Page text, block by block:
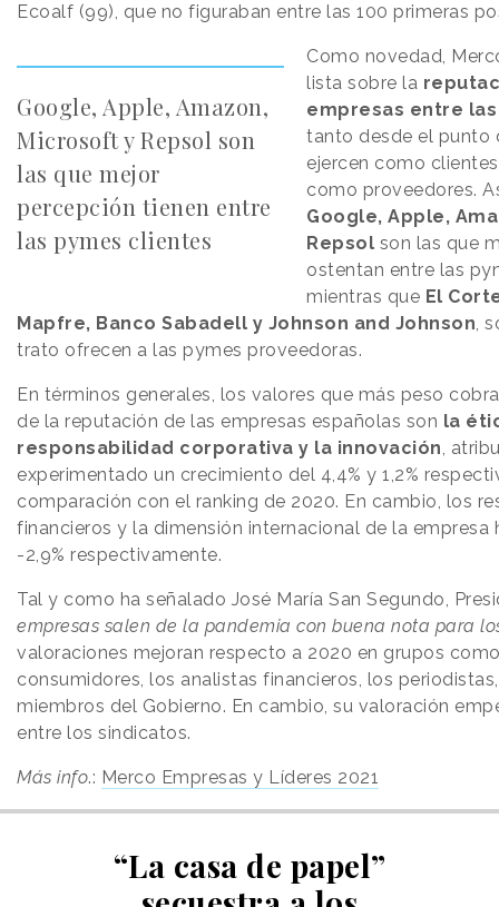
Ecoalf (99), que no figuraban entre las 100 primeras
Google, Apple, Amazon,
Microsoft y Repsol son
las que mejor
percepción tienen entre
las pymes clientes
Como novedad,
lista sobre la
empresas entre
tanto desde el punto
ejercen como
como proveedores.
Google, Apple,
Repsol son las que
ostentan entre las
mientras que El
Mapfre, Banco Sabadell y Johnson and Johnson,
trato ofrecen a las pymes proveedoras.
En términos generales, los valores que más peso
de la reputación de las empresas españolas son la
responsabilidad corporativa y la innovación,
experimentado un crecimiento del 4,4% y 1,2%
comparación con el ranking de 2020. En cambio, los
financieros y la dimensión internacional de la empresa
-2,9% respectivamente.
Tal y como ha señalado José María San Segundo,
empresas salen de la pandemia con buena nota para
valoraciones mejoran respecto a 2020 en grupos
consumidores, los analistas financieros, los
miembros del Gobierno. En cambio, su valoración
entre los sindicatos.
Más info.: Merco Empresas y Líderes 2021
“La casa de papel”